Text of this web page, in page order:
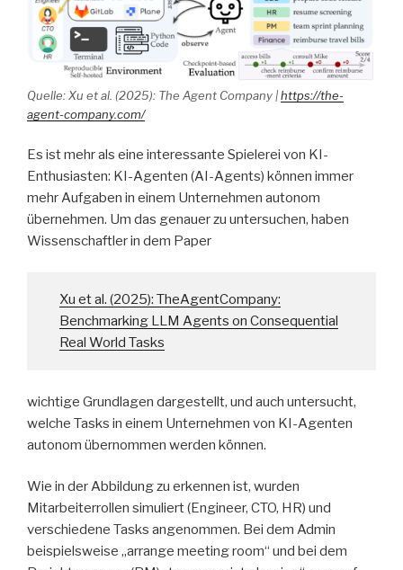
Quelle: Xu et al. (2025): The Agent Company |https://the-
agent-company.com/
Es ist mehr als eine interessante Spielerei von KI-
Enthusiasten: KI-Agenten (AI-Agents) können immer
mehr Aufgaben in einem Unternehmen autonom
übernehmen. Um das genauer zu untersuchen, haben
Wissenschaftler in dem Paper
Xu et al. (2025): TheAgentCompany:
Benchmarking LLM Agents on Consequential
Real World Tasks
wichtige Grundlagen dargestellt, und auch untersucht,
welche Tasks in einem Unternehmen von KI-Agenten
autonom übernommen werden können.
Wie in der Abbildung zu erkennen ist, wurden
Mitarbeiterrollen simuliert (Engineer, CTO, HR) und
verschiedene Tasks angenommen. Bei dem Admin
beispielsweise „arrange meeting room“ und bei dem